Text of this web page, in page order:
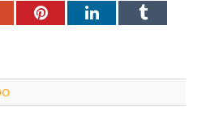
PinterestLinkedInTumblr